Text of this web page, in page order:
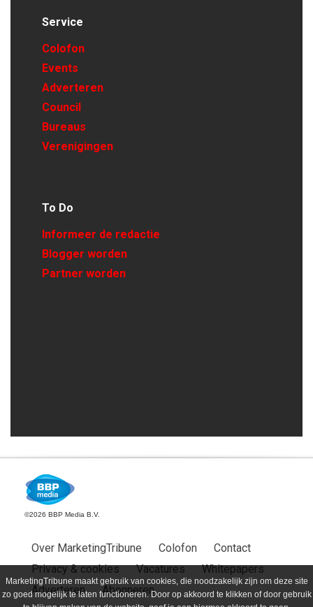
MarketingTribune maakt gebruik van cookies, die noodzakelijk zijn om deze site
zo goed mogelijk te laten functioneren. Door op akkoord te klikken of door gebruik
Service
Colofon
Events
Adverteren
Council
Bureaus
Verenigingen
To Do
Informeer de redactie
Blogger worden
Partner worden
©2026 BBP Media B.V.
Over MarketingTribune Colofon
Contact
Privacy & cookies
Vacatures
Whitepapers
Adverteren
Abonneren